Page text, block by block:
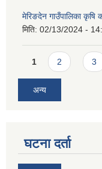
मेरिङदेन गाउँपालिका कृषि
मिति: 02/13/2024 -
Pages
1 2 3
अन्य
घटना दर्ता